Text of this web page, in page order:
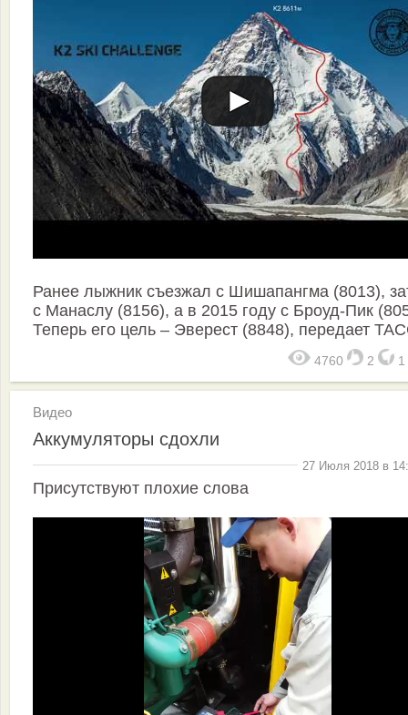
Ранее лыжник съезжал с Шишапангма (8013),
с Манаслу (8156), а в 2015 году с Броуд-Пик
Теперь его цель – Эверест (8848), передает
4760 2 1
Видео
Аккумуляторы сдохли
27 Июля 2018 в
Присутствуют плохие слова